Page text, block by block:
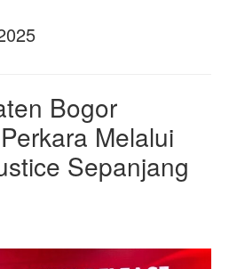
Bogor
Melalui
Sepanjang